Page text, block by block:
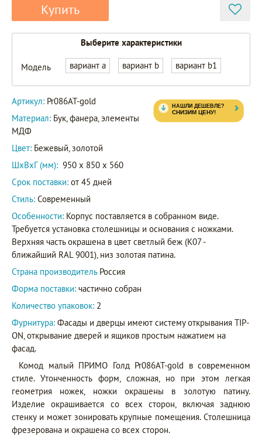
Купить
Выберите характеристики
Модель вариант a вариант b вариант b1
Артикул: Pr086AT-gold
Материал: Бук, фанера, элементы
МДФ
Цвет: Бежевый, золотой
ШxВxГ (мм): 950 x 850 x 560
Срок поставки: от 45 дней
Стиль: Современный
Особенности: Корпус поставляется в собранном виде.
Требуется установка столешницы и основания с ножками.
Верхняя часть окрашена в цвет светлый беж (K07 -
ближайший RAL 9001), низ золотая патина.
Страна производитель Россия
Форма поставки: частично собран
Количество упаковок: 2
Фурнитура: Фасады и дверцы имеют систему открывания TIP-
ON, открывание дверей и ящиков простым нажатием на
фасад.
Комод малый ПРИМО Голд Pr086AT-gold в современном
стиле. Утонченность форм, сложная, но при этом легкая
геометрия ножек, ножки окрашены в золотую патину.
Изделие окрашивается со всех сторон, включая заднюю
стенку и может зонировать крупные помещения. Столешница
фрезерована и окрашена со всех сторон.